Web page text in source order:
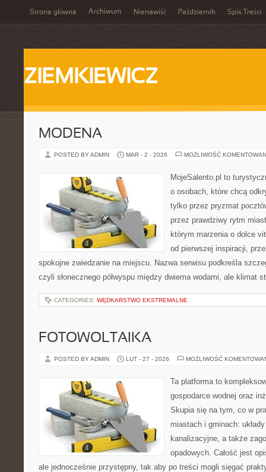
Strona główna Archiwum Nienawiść Październik Spis Treści
ZIEMKIEWICZ
MODENA
POSTED BY ADMIN MAR - 2 - 2026 MOŻLIWOŚĆ
MojeSalento.pl to
o osobach, które chcą
tylko przez pryzmat
przez prawdziwy rytm
którym marzenia o dolce
od pierwszej inspiracji,
spokojne zwiedzanie na miejscu. Nazwa serwisu podkreśla
czyli słonecznego półwyspu między dwiema wodami, ale klimat
CATEGORIES: WĘDKARSTWO EKSTREMALNE
FOTOWOLTAIKA
POSTED BY ADMIN LUT - 27 - 2026 MOŻLIWOŚĆ
Ta platforma to
gospodarce wodnej oraz
Skupia się na tym, co w
miastach i gminach:
kanalizacyjne, a także
opadowych. Całość jest
ale jednocześnie przystępny, tak aby po treści mogli sięgać